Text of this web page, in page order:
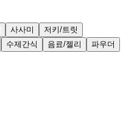
사사미
저키/트릿
수제간식 음료/젤리 파우더